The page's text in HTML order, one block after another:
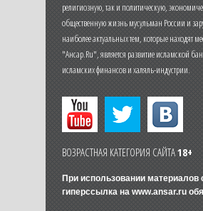
религиозную, так и политическую,
общественную жизнь мусульман России и
наиболее актуальных тем, которые находят
"Ансар.Ru", является развитие исламской
исламских финансов и халяль-индустрии.
ВОЗРАСТНАЯ КАТЕГОРИЯ САЙТА18+
При использовании материалов
гиперссылка на www.ansar.ru